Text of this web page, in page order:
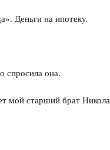
Деньги на ипотеку.
спросила она.
мой старший брат